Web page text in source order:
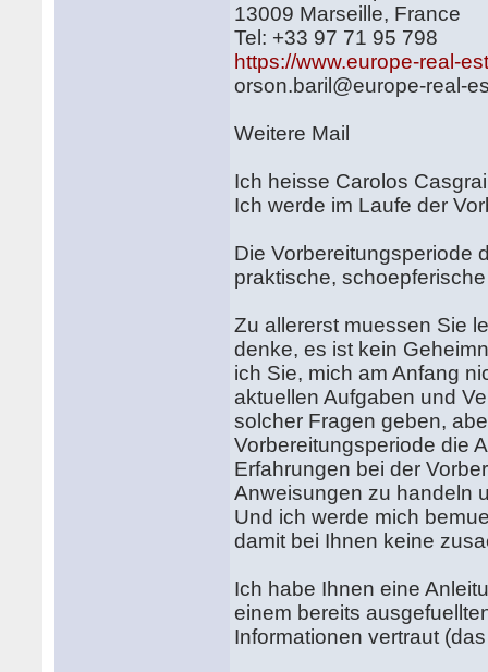
13009 Marseille, France
Tel: +33 97 71 95 798
https://www.europe-real-
orson.baril@europe-real-
Weitere Mail
Ich heisse Carolos
Ich werde im Laufe der
Die Vorbereitungsperiode
praktische,
Zu allererst muessen Sie
denke, es ist kein
ich Sie, mich am Anfang
aktuellen Aufgaben und
solcher Fragen geben,
Vorbereitungsperiode die
Erfahrungen bei der
Anweisungen zu handeln
Und ich werde mich
damit bei Ihnen keine
Ich habe Ihnen eine
einem bereits
Informationen vertraut